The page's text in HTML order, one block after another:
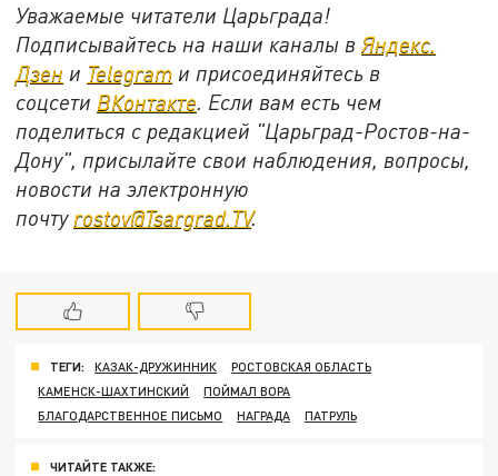
Уважаемые читатели Царьграда!
Подписывайтесь на наши каналы в Яндекс.
Дзен и Telegram и присоединяйтесь в
соцсети ВКонтакте . Если вам есть чем
поделиться с редакцией "Царьград-Ростов-на-
Дону", присылайте свои наблюдения, вопросы,
новости на электронную
почту rostov@Tsargrad.ТV.
ТЕГИ: КАЗАК-ДРУЖИННИК
РОСТОВСКАЯ ОБЛАСТЬ
КАМЕНСК-ШАХТИНСКИЙ
ПОЙМАЛ ВОРА
БЛАГОДАРСТВЕННОЕ ПИСЬМО
НАГРАДА ПАТРУЛЬ
ЧИТАЙТЕ ТАКЖЕ: